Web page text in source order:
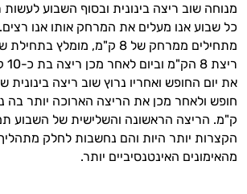
מנוחה שוב ריצה בינונית ובסוף השבוע
כל שבוע אנו מעלים את המרחק אותו אנו רצים.
מתחילים ממרחק של 8 ק"מ, מומלץ בתחילת
ריצת 8 הק"מ וביום לאחר מכן ריצה בת כ-10
את יום החופש ואחריו נרוץ שוב ריצה בינונית
חופש ולאחר מכן את הריצה הארוכה יותר
ק"מ. הריצה הראשונה והשלישית של השבוע
הקצרות יותר היות והם נחשבות לחלק
מהאימונים האינטנסיביים יותר.